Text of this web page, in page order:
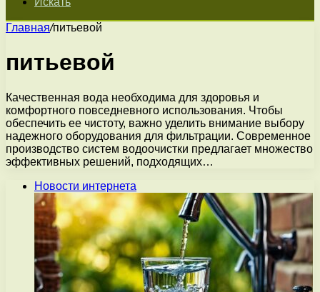
Главная/питьевой
питьевой
Качественная вода необходима для здоровья и
комфортного повседневного использования. Чтобы
обеспечить ее чистоту, важно уделить внимание выбору
надежного оборудования для фильтрации. Современное
производство систем водоочистки предлагает множество
эффективных решений, подходящих…
Новости интернета